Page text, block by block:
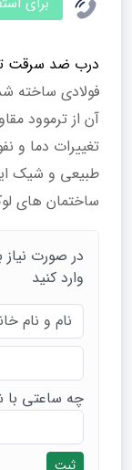
درب ضد سرقت
فولادی ساخته
آن از ترموود
تغییرات دما و
طبیعی و شیک
ساختمان‌ های
در صورت نیاز
وارد کنید
چه ساعتی با
ثبت